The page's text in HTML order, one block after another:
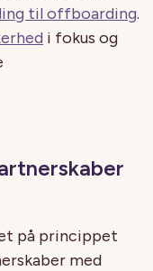
til offboarding.
i fokus og
på princippet
med